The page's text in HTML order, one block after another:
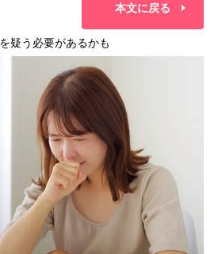
本文に戻る
疑う必要があるかも